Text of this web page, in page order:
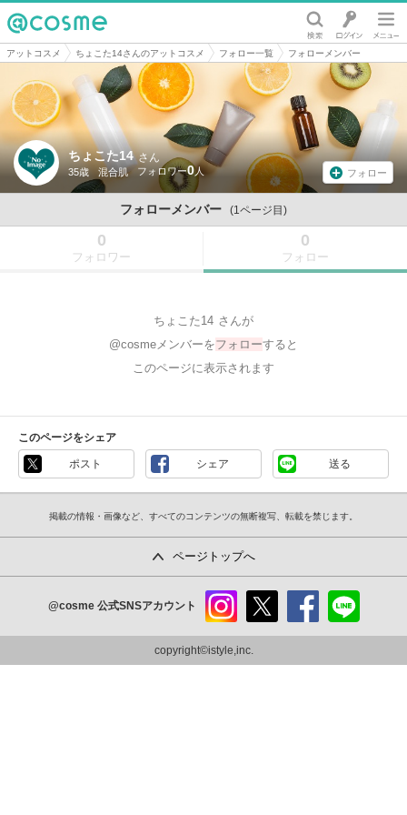
@cosme
アットコスメ ちょこた14さんのアットコスメ フォロー一覧 フォローメンバー
ちょこた14 さん
35歳 混合肌 0 フォロー
フォローメンバー (1ページ目)
0
フォロワー
0
フォロー
ちょこた14 さんが
@cosmeメンバーをフォローすると
このページに表示されます
このページをシェア
ポスト シェア 送る
掲載の情報・画像など、すべてのコンテンツの無断複写、転載を禁じます。
ページトップへ
@cosme 公式SNSアカウント
ram
copyright©istyle,inc.